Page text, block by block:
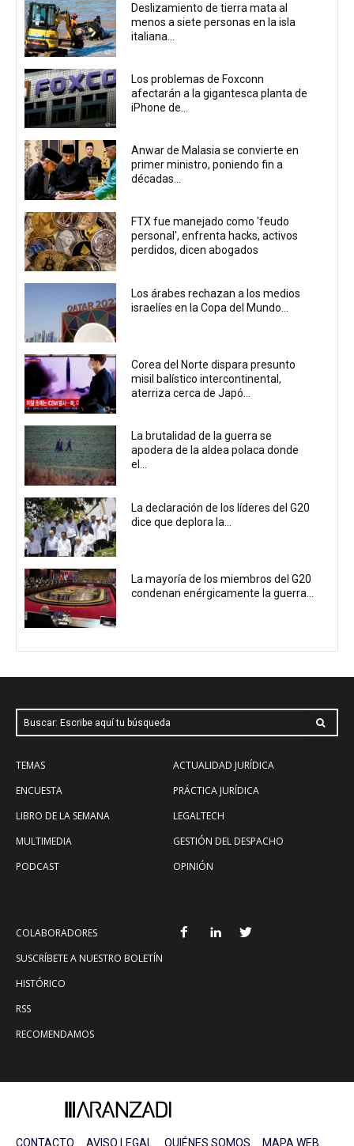
Deslizamiento de tierra mata al
menos a siete personas en la isla
italiana...
Los problemas de Foxconn
afectarán a la gigantesca planta de
iPhone de...
Anwar de Malasia se convierte en
primer ministro, poniendo fin a
décadas...
FTX fue manejado como 'feudo
personal', enfrenta hacks, activos
perdidos, dicen abogados
Los árabes rechazan a los medios
israelíes en la Copa del Mundo...
Corea del Norte dispara presunto
misil balístico intercontinental,
aterriza cerca de Japó...
La brutalidad de la guerra se
apodera de la aldea polaca donde
el...
La declaración de los líderes del G20
dice que deplora la...
La mayoría de los miembros del G20
condenan enérgicamente la guerra...
Buscar: Escribe aquí tu búsqueda
TEMAS
ENCUESTA
LIBRO DE LA SEMANA
MULTIMEDIA
PODCAST
ACTUALIDAD JURÍDICA
PRÁCTICA JURÍDICA
LEGALTECH
GESTIÓN DEL DESPACHO
OPINIÓN
COLABORADORES
SUSCRÍBETE A NUESTRO BOLETÍN
HISTÓRICO
RSS
RECOMENDAMOS
CONTACTO AVISO LEGAL QUIÉNES SOMOS MAPA WEB